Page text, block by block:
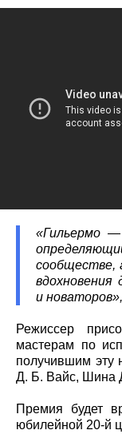
«Гильермо —
сообществе,
вдохновения
и
Режиссер
мастерам по
получившим эту
Д. Б. Вайс, Шина
Премия будет
юбилейной 20-й